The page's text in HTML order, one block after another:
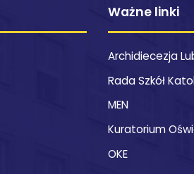
Ważne linki
Archidiecezja
Rada Szkół
MEN
Kuratorium
OKE